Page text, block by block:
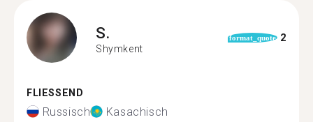
S.
Shymkent
format_quote 2
FLIESSEND
Russisch Kasachisch